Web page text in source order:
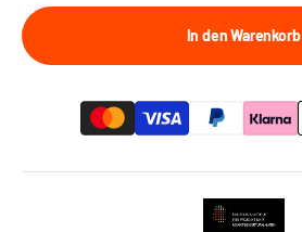
In den Warenkorb